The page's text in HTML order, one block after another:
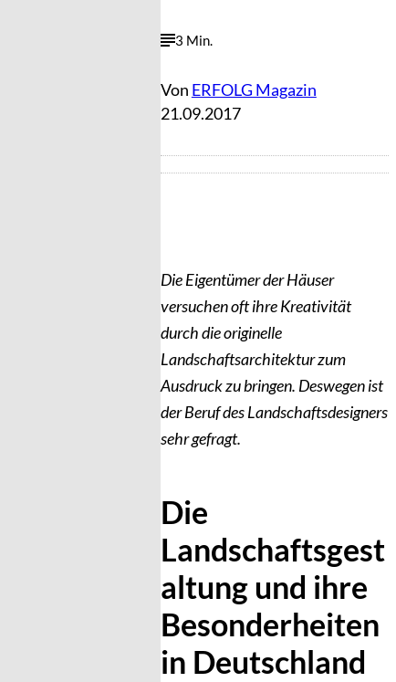
3 Min.
Von ERFOLG Magazin
21.09.2017
Die Eigentümer der Häuser
versuchen oft ihre Kreativität
durch die originelle
Landschaftsarchitektur zum
Ausdruck zu bringen. Deswegen ist
der Beruf des Landschaftsdesigners
sehr gefragt.
Die
Landschaftsgest
altung und ihre
Besonderheiten
in Deutschland